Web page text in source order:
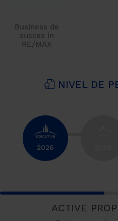
Business de
succes in
RE/MAX
NIVEL DE
2026
ACTIVE